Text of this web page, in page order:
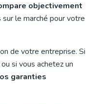
objectivement
sur le marché pour votre
de votre entreprise. Si
si vous achetez un
garanties